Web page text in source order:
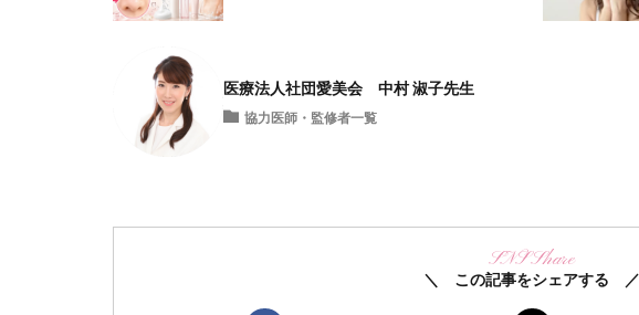
医療法人社団愛美会 中村 淑子先生
協力医師・監修者一覧
SNS Share
＼ この記事をシェアする ／